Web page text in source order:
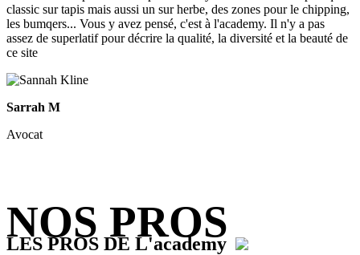
classic sur tapis mais aussi un sur herbe, des zones pour le chipping,
les bumqers... Vous y avez pensé, c'est à l'academy. Il n'y a pas
assez de superlatif pour décrire la qualité, la diversité et la beauté de
ce site
Sarrah M
Avocat
NOS PROS
LES PROS DE L'academy